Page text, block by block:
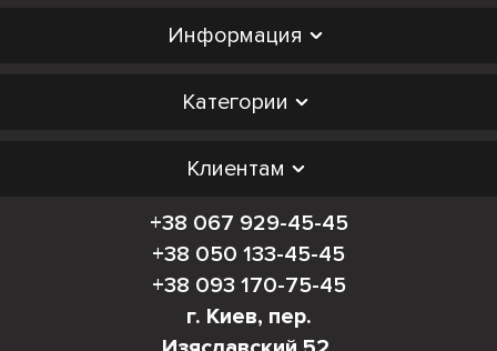
Информация
Категории
Клиентам
+38 067 929-45-45
+38 050 133-45-45
+38 093 170-75-45
г. Киев, пер.